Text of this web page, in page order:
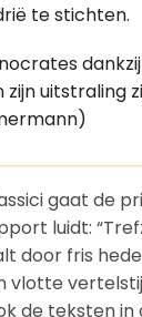
te stichten.
zijn uitstraling
gaat de
luidt:
door fris
vlotte
de teksten